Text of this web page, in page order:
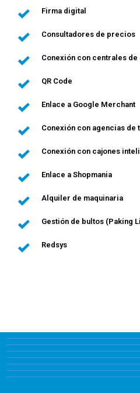
Firma digital
Consultadores de precios
Conexión con centrales de
QR Code
Enlace a Google Merchant
Conexión con agencias de
Conexión con cajones
Enlace a Shopmania
Alquiler de maquinaria
Gestión de bultos (Paking
Redsys